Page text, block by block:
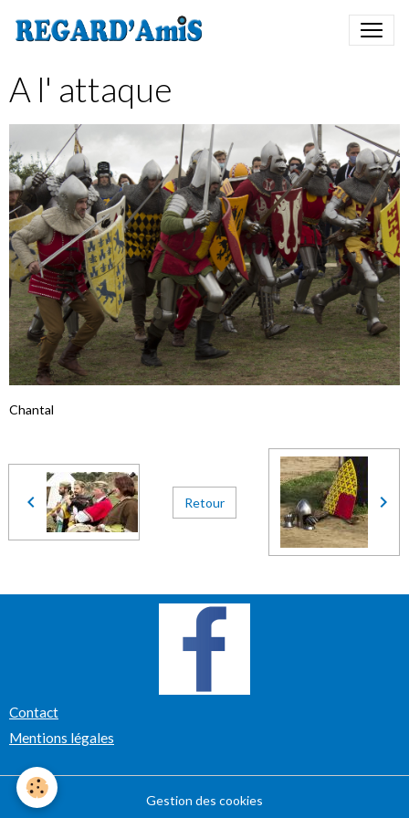
A l' attaque
Chantal
Retour
Contact
Mentions légales
Gestion des cookies